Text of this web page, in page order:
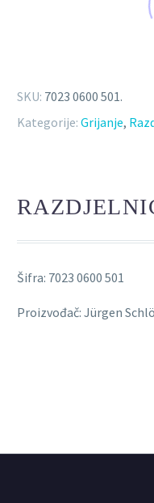
SKU: 7023 0600 501.
Kategorije: Grijanje,
Šifra: 7023 0600 501
Proizvođač: Jürgen